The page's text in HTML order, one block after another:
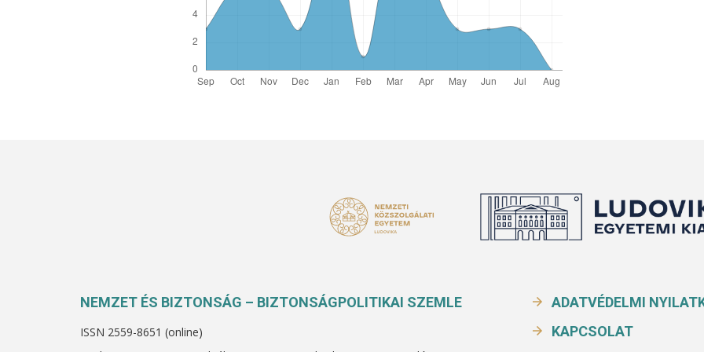
NEMZET ÉS BIZTONSÁG – BIZTONSÁGPOLITIKAI SZEMLE
ISSN 2559-8651 (online)
ADATVÉDELMI
KAPCSOLAT